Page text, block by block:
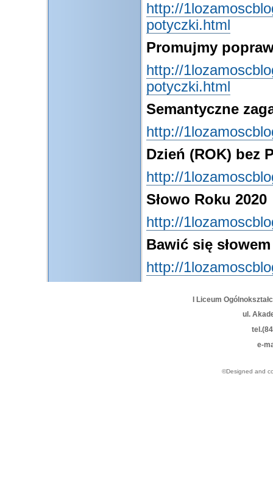
http://
potyczki.html
Promujmy
http://
potyczki.html
Semantyczne
http://
Dzień (ROK) bez
http://
Słowo Roku 2020
http://
Bawić się
http://
I Liceum
ul.
e-
©Designed and